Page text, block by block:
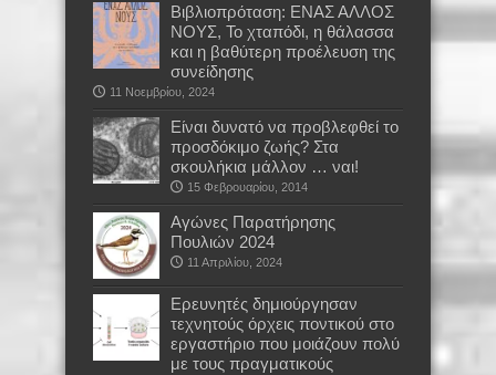
Βιβλιοπρόταση: ΕΝΑΣ ΑΛΛΟΣ
ΝΟΥΣ, Το χταπόδι, η θάλασσα
και η βαθύτερη προέλευση της
συνείδησης
11 Νοεμβρίου, 2024
Είναι δυνατό να προβλεφθεί το
προσδόκιμο ζωής? Στα
σκουλήκια μάλλον … ναι!
15 Φεβρουαρίου, 2014
Αγώνες Παρατήρησης
Πουλιών 2024
11 Απριλίου, 2024
Ερευνητές δημιούργησαν
τεχνητούς όρχεις ποντικού στο
εργαστήριο που μοιάζουν πολύ
με τους πραγματικούς